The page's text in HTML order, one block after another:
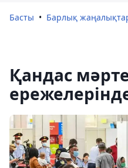
Басты Барлық
Қандас